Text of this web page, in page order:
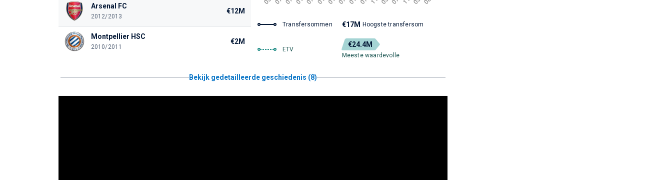
Arsenal FC
2012/2013
€12M
Montpellier HSC
2010/2011
€2M
Transfersommen €17M Hoogste transfersom
ETV
€24.4M
Meeste waardevolle
Bekijk gedetailleerde geschiedenis (8)